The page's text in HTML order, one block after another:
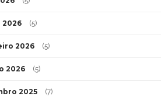
2026 (5)
2026 (5)
2026 (5)
2025 (7)